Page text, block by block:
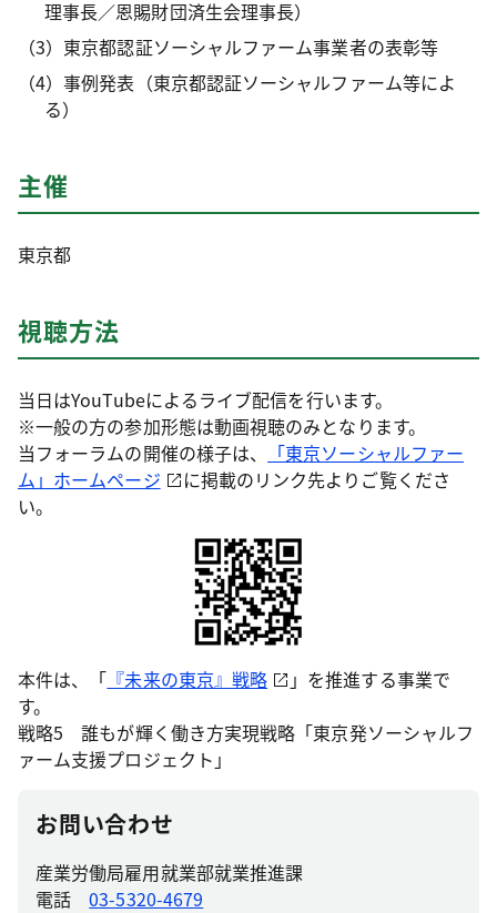
理事長／恩賜財団済生会理事長）
（3）東京都認証ソーシャルファーム事業者の表彰等
（4）事例発表（東京都認証ソーシャルファーム等によ
る）
主催
東京都
視聴方法
当日はYouTubeによるライブ配信を行います。
※一般の方の参加形態は動画視聴のみとなります。
当フォーラムの開催の様子は、
「東京ソーシャルファー
ム」ホームページ
に掲載のリンク先よりご覧くださ
い。
本件は、「 『未来の東京』戦略
」を推進する事業で
す。
戦略5 誰もが輝く働き方実現戦略「東京発ソーシャルフ
ァーム支援プロジェクト」
お問い合わせ
産業労働局雇用就業部就業推進課
電話03-5320-4679